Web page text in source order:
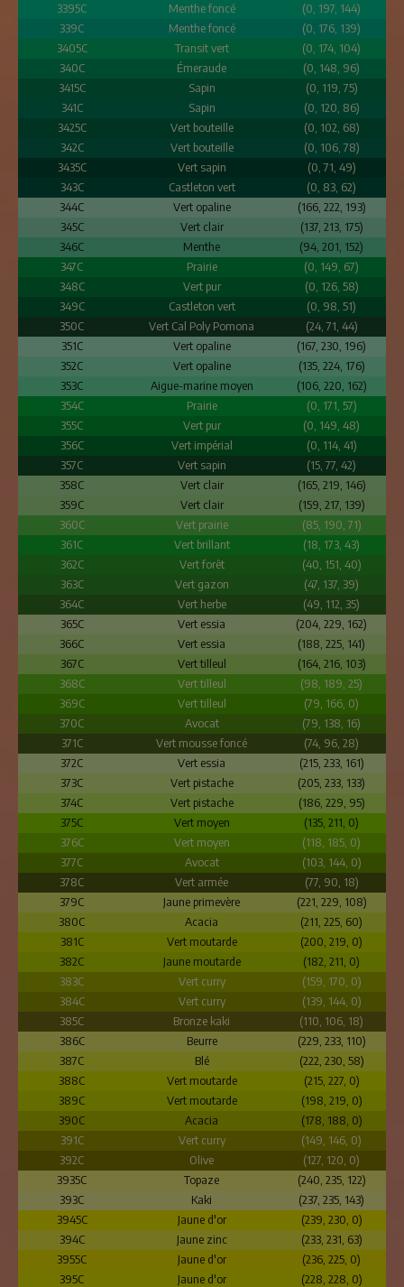
3395C
Menthe foncé
(0, 197, 144)
339C
Menthe foncé
(0, 176, 139)
3405C
Transit vert
(0, 174, 104)
340C
Émeraude
(0, 148, 96)
3415C
Sapin
(0, 119, 75)
341C
Sapin
(0, 120, 86)
3425C
Vert bouteille
(0, 102, 68)
342C
Vert bouteille
(0, 106, 78)
3435C
Vert sapin
(0, 71, 49)
343C
Castleton vert
(0, 83, 62)
344C
Vert opaline
(166, 222, 193)
345C
Vert clair
(137, 213, 175)
346C
Menthe
(94, 201, 152)
347C
Prairie
(0, 149, 67)
348C
Vert pur
(0, 126, 58)
349C
Castleton vert
(0, 98, 51)
350C
Vert Cal Poly Pomona
(24, 71, 44)
351C
Vert opaline
(167, 230, 196)
352C
Vert opaline
(135, 224, 176)
353C
Aigue-marine moyen
(106, 220, 162)
354C
Prairie
(0, 171, 57)
355C
Vert pur
(0, 149, 48)
356C
Vert impérial
(0, 114, 41)
357C
Vert sapin
(15, 77, 42)
358C
Vert clair
(165, 219, 146)
359C
Vert clair
(159, 217, 139)
360C
Vert prairie
(85, 190, 71)
361C
Vert brillant
(18, 173, 43)
362C
Vert forêt
(40, 151, 40)
363C
Vert gazon
(47, 137, 39)
364C
Vert herbe
(49, 112, 35)
365C
Vert essia
(204, 229, 162)
366C
Vert essia
(188, 225, 141)
367C
Vert tilleul
(164, 216, 103)
368C
Vert tilleul
(98, 189, 25)
369C
Vert tilleul
(79, 166, 0)
370C
Avocat
(79, 138, 16)
371C
Vert mousse foncé
(74, 96, 28)
372C
Vert essia
(215, 233, 161)
373C
Vert pistache
(205, 233, 133)
374C
Vert pistache
(186, 229, 95)
375C
Vert moyen
(135, 211, 0)
376C
Vert moyen
(118, 185, 0)
377C
Avocat
(103, 144, 0)
378C
Vert armée
(77, 90, 18)
379C
Jaune primevère
(221, 229, 108)
380C
Acacia
(211, 225, 60)
381C
Vert moutarde
(200, 219, 0)
382C
Jaune moutarde
(182, 211, 0)
383C
Vert curry
(159, 170, 0)
384C
Vert curry
(139, 144, 0)
385C
Bronze kaki
(110, 106, 18)
386C
Beurre
(229, 233, 110)
387C
Blé
(222, 230, 58)
388C
Vert moutarde
(215, 227, 0)
389C
Vert moutarde
(198, 219, 0)
390C
Acacia
(178, 188, 0)
391C
Vert curry
(149, 146, 0)
392C
Olive
(127, 120, 0)
3935C
Topaze
(240, 235, 122)
393C
Kaki
(237, 235, 143)
3945C
Jaune d'or
(239, 230, 0)
394C
Jaune zinc
(233, 231, 63)
3955C
Jaune d'or
(236, 225, 0)
395C
Jaune d'or (228, 228, 0)